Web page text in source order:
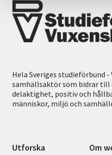
Hela Sveriges studieförbund -
samhällsaktör som bidrar till
delaktighet, positiv och
människor, miljö och
Utforska Om